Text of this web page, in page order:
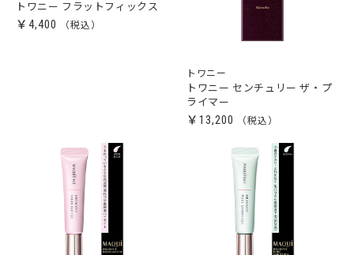
トワニー フラットフィックス
￥4,400
トワニー
トワニー センチュリー ザ・プ
ライマー
￥13,200